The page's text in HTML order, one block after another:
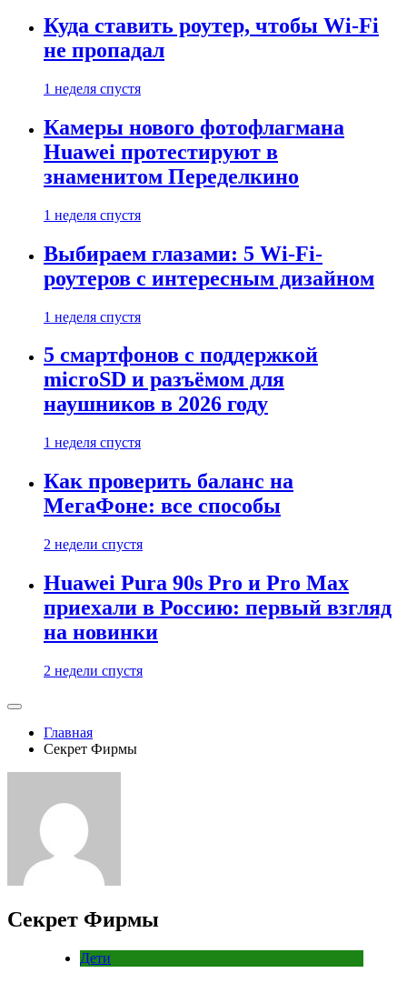
Куда ставить роутер, чтобы Wi-Fi
не пропадал
1 неделя спустя
Камеры нового фотофлагмана
Huawei протестируют в
знаменитом Переделкино
1 неделя спустя
Выбираем глазами: 5 Wi-Fi-
роутеров с интересным дизайном
1 неделя спустя
5 смартфонов с поддержкой
microSD и разъёмом для
наушников в 2026 году
1 неделя спустя
Как проверить баланс на
МегаФоне: все способы
2 недели спустя
Huawei Pura 90s Pro и Pro Max
приехали в Россию: первый взгляд
на новинки
2 недели спустя
Главная
Секрет Фирмы
Секрет Фирмы
Дети